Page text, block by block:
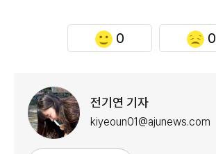
0 0
전기연 기자
kiyeoun01@ajunews.com